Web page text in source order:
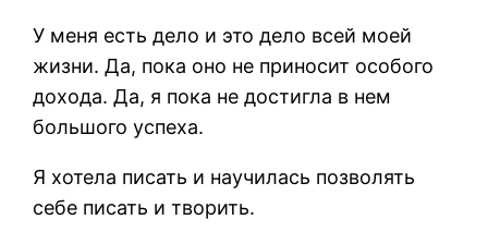
У меня есть дело и это дело всей моей
жизни. Да, пока оно не приносит особого
дохода. Да, я пока не достигла в нем
большого успеха.
Я хотела писать и научилась позволять
себе писать и творить.